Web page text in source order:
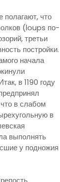
полагают, что
(loups по-
третьи
постройки.
начала
в 1190 году
в слабом
в
выполнять
у подножия